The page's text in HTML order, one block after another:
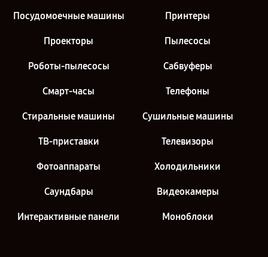
Посудомоечные машины Принтеры
Проекторы Пылесосы
Роботы-пылесосы Сабвуферы
Смарт-часы Телефоны
Стиральные машины Сушильные машины
ТВ-приставки Телевизоры
Фотоаппараты Холодильники
Саундбары Видеокамеры
Интерактивные панели Моноблоки